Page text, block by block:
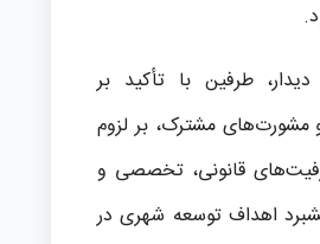
طرفین با تأکید بر
و مشورت‌های مشترک، بر لزوم
قانونی، تخصصی و
اهداف توسعه شهری در